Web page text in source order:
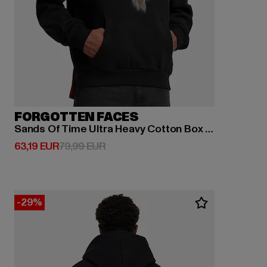
FORGOTTEN FACES
Sands Of Time Ultra Heavy Cotton Box Hoody
63,19 EUR
Derzeitiger Preis: 63,19 EUR
79,99 EURAktionspreis: 79,99 EUR
-29%